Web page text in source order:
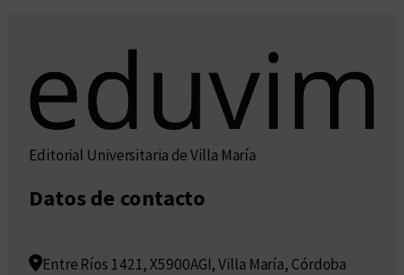
Editorial Universitaria de Villa María
Datos de contacto
Entre Ríos 1421, X5900AGI, Villa María, Córdoba